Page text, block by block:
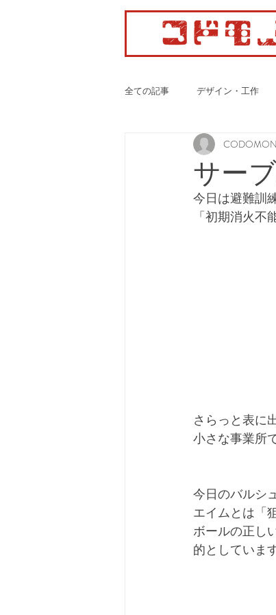
全ての記事 デザイン・工作
カーディオ・ボクササイズ
サー
今日は避難訓
「初期消火不
さらっと表に
小さな事業所
今日のバルシ
エイムとは「
ボールの正し
的としています